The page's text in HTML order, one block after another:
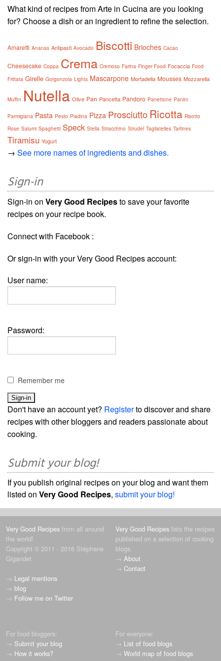
What kind of recipes from Arte in Cucina are you looking
for? Choose a dish or an ingredient to refine the selection.
Amaretti Ananas Antipasti Avocado Biscotti Brioches Cacao
Cheesecake Coppa Crema Cremoso Farina Finger Food Focaccia Food
Frittata Girelle Gorgonzola Lights Mascarpone Mortadella Mousses Mozzarella
Muffin Nutella Olive Pan Pancetta Pandoro Panettone Panini
Parmigiana Pasta Pesto Piadina Pizza Prosciutto Ricotta Risotto
Rose Salumi Spaghetti Speck Stella Stracchino Strudel Tagliatelles Tartines
Tiramisu Yogurt
→ See more names of ingredients and dishes.
Sign-in
Sign-in on Very Good Recipesto save your favorite
recipes on your recipe book.
Connect with Facebook :
Or sign-in with your Very Good Recipes account:
User name:
Password:
Remember me
Don't have an account yet? Registerto discover and share
recipes with other bloggers and readers passionate about
cooking.
Submit your blog!
If you publish original recipes on your blog and want them
listed on Very Good Recipes, submit your blog!
Very Good Recipes from all around
the world!
Copyright © 2011 - 2016 Stéphane
Gigandet
→ Legal mentions
→ blog
→ Follow me on Twitter
Very Good Recipes lists the recipes
published on a selection of cooking
blogs.
→ About
→ Contact
For food bloggers:
→ Submit your blog
→ How it works?
For everyone:
→ List of food blogs
→ World map of food blogs